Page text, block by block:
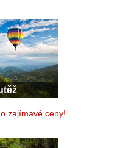
zajímavé ceny!